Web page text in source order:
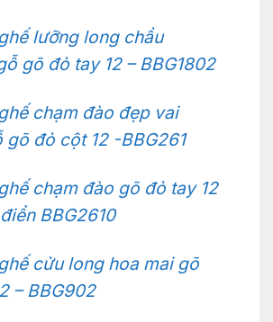
lưỡng long chầu
gõ đỏ tay 12 – BBG1802
chạm đào đẹp vai
gõ đỏ cột 12 -BBG261
chạm đào gõ đỏ tay 12
BBG2610
cửu long hoa mai gõ
– BBG902